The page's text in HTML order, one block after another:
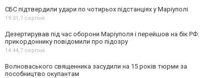
СБС підтвердили удари по чотирьох підстанціях у Маріуполі
19:31,7 серпня
Дезертирував під час оборони Маріуполя і перейшов на бік РФ:
прикордоннику повідомили про підозру
14:44,7 серпня
Волноваського священника засудили на 15 років тюрми за
пособництво окупантам